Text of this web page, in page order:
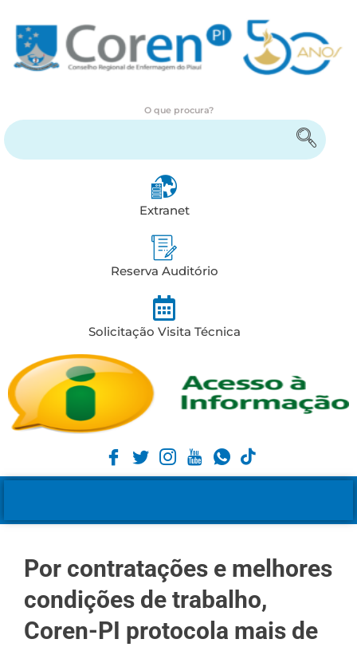
O que procura?
Extranet
Reserva Auditório
Solicitação Visita Técnica
Por contratações e melhores
condições de trabalho,
Coren-PI protocola mais de